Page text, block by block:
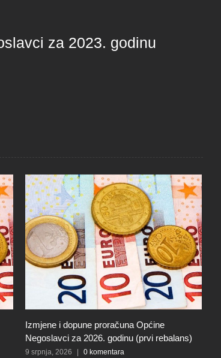
za 2023. godinu
Izmjene i dopune proračuna Općine
Negoslavci za 2026. godinu (prvi rebalans)
9 srpnja, 2026 0 komentara